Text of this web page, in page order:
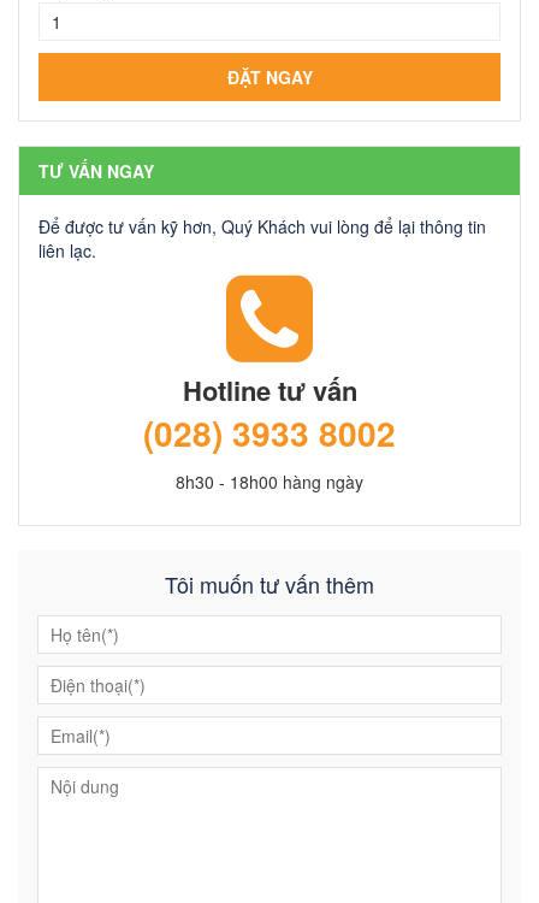
TƯ VẤN NGAY
Để được tư vấn kỹ hơn, Quý Khách vui lòng để lại thông tin
liên lạc.
Hotline tư vấn
(028) 3933 8002
8h30 - 18h00 hàng ngày
Tôi muốn tư vấn thêm